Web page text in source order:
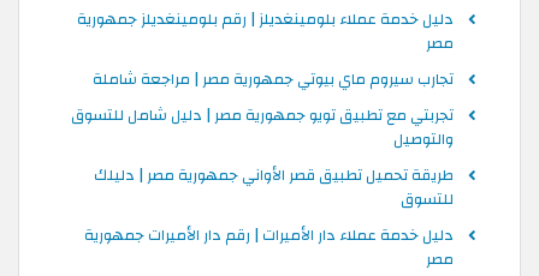
دليل خدمة عملاء بلومينغديلز | رقم بلومينغديلز جمهورية
مصر
تجارب سيروم ماي بيوتي جمهورية مصر | مراجعة شاملة
تجربتي مع تطبيق تويو جمهورية مصر | دليل شامل للتسوق
والتوصيل
طريقة تحميل تطبيق قصر الأواني جمهورية مصر | دليلك
للتسوق
دليل خدمة عملاء دار الأميرات | رقم دار الأميرات جمهورية
مصر